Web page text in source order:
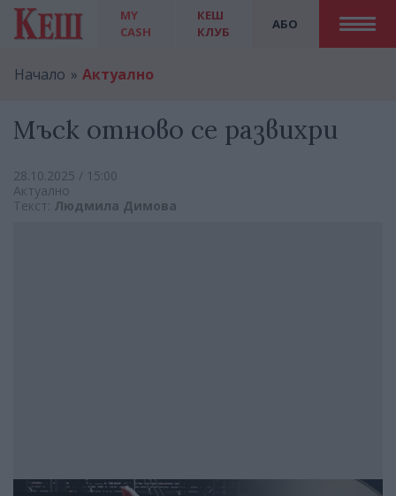
MY
CASH
АБО
КЕШ
КЛУБ
Начало Актуално
Мъск отново се развихри
28.10.2025 / 15:00
Актуално
Текст: Людмила Димова